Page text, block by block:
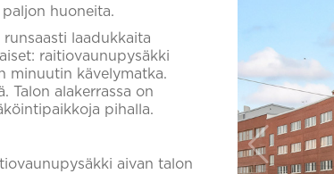
huoneita.
runsaasti laadukkaita
raitiovaunupysäkki
minuutin kävelymatka.
Talon alakerrassa on
pihalla.
aivan talon